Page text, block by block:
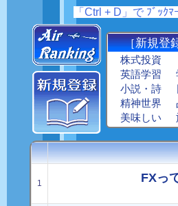
「Ctrl + D」で ﾌﾞｯｸﾏ
［新規登
株式投資
英語学習
小説・詩
精神世界
美味しい
1 FXっ